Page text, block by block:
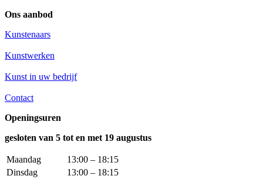
Ons aanbod
Kunstenaars
Kunstwerken
Kunst in uw bedrijf
Contact
Openingsuren
gesloten van 5 tot en met 19 augustus
Maandag
13:00 – 18:15
Dinsdag
13:00 – 18:15